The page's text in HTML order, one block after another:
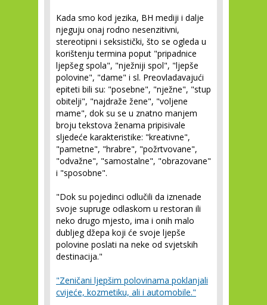
Kada smo kod jezika, BH mediji i dalje
njeguju onaj rodno nesenzitivni,
stereotipni i seksistički, što se ogleda u
korištenju termina poput "pripadnice
ljepšeg spola", "nježniji spol", "ljepše
polovine", "dame" i sl. Preovladavajući
epiteti bili su: "posebne", "nježne", "stup
obitelji", "najdraže žene", "voljene
mame", dok su se u znatno manjem
broju tekstova ženama pripisivale
sljedeće karakteristike: "kreativne",
"pametne", "hrabre", "požrtvovane",
"odvažne", "samostalne", "obrazovane"
i "sposobne".
"Dok su pojedinci odlučili da iznenade
svoje supruge odlaskom u restoran ili
neko drugo mjesto, ima i onih malo
dubljeg džepa koji će svoje ljepše
polovine poslati na neke od svjetskih
destinacija."
"Zeničani ljepšim polovinama poklanjali
cvijeće, kozmetiku, ali i automobile."